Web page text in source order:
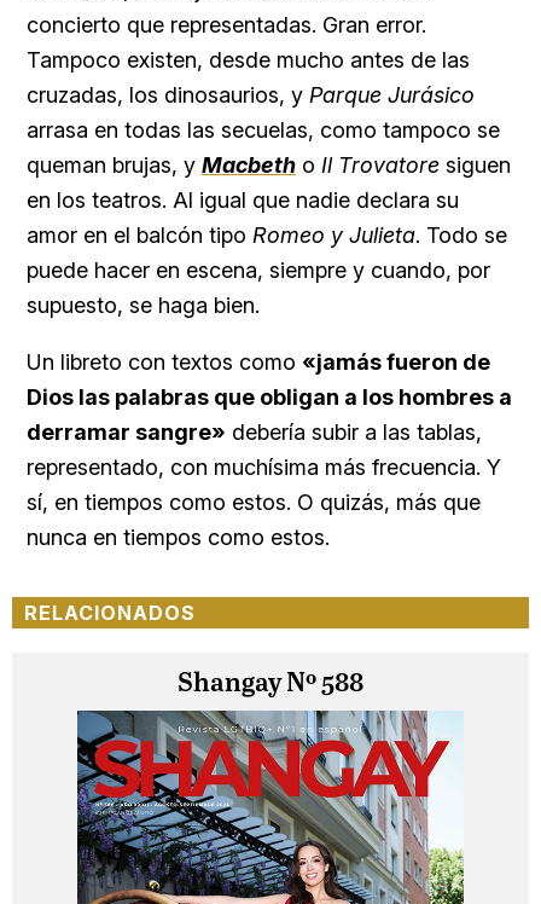
concierto que representadas. Gran error.
Tampoco existen, desde mucho antes de las
cruzadas, los dinosaurios, y Parque Jurásico
arrasa en todas las secuelas, como tampoco se
queman brujas, y Macbeth o Il Trovatore siguen
en los teatros. Al igual que nadie declara su
amor en el balcón tipo Romeo y Julieta. Todo se
puede hacer en escena, siempre y cuando, por
supuesto, se haga bien.
Un libreto con textos como «jamás fueron de
Dios las palabras que obligan a los hombres a
derramar sangre» debería subir a las tablas,
representado, con muchísima más frecuencia. Y
sí, en tiempos como estos. O quizás, más que
nunca en tiempos como estos.
RELACIONADOS
Shangay Nº 588